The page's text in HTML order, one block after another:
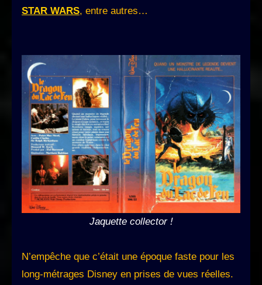
STAR WARS, entre autres…
Jaquette collector !
N’empêche que c’était une époque faste pour les
long-métrages Disney en prises de vues réelles.